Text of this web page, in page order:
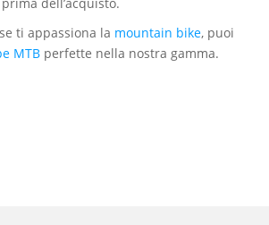
ti appassiona la mountain bike, puoi
MTB perfette nella nostra gamma.